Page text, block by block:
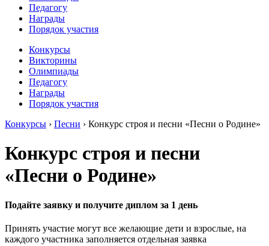
Педагогу
Награды
Порядок участия
Конкурсы
Викторины
Олимпиады
Педагогу
Награды
Порядок участия
Конкурсы › Песни › Конкурс строя и песни «Песни о Родине»
Конкурс строя и песни
«Песни о Родине»
Подайте заявку и получите диплом за 1 день
Принять участие могут все желающие дети и взрослые, на
каждого участника заполняется отдельная заявка